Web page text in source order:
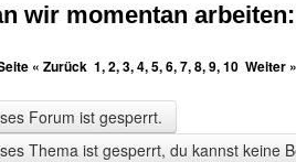
wir momentan
« Zurück 1,2,3,4,5,6,7,8,9,10 Weiter »
Forum ist gesperrt.
Thema ist gesperrt, du kannst keine